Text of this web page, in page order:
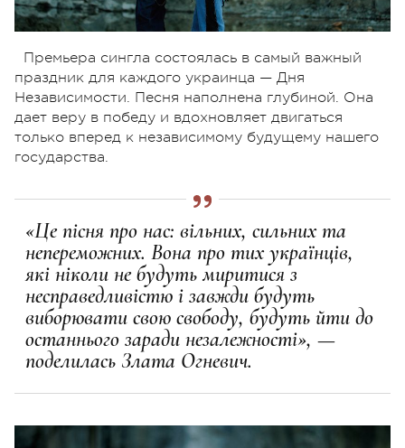
Премьера сингла состоялась в самый важный
праздник для каждого украинца — Дня
Независимости. Песня наполнена глубиной. Она
дает веру в победу и вдохновляет двигаться
только вперед к независимому будущему нашего
государства.
«Це пісня про нас: вільних, сильних та
непереможних. Вона про тих українців,
які ніколи не будуть миритися з
несправедливістю і завжди будуть
виборювати свою свободу, будуть йти до
останнього заради незалежності», —
поделилась Злата Огневич.